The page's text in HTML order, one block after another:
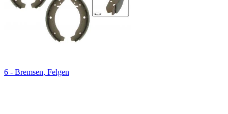
6 - Bremsen, Felgen